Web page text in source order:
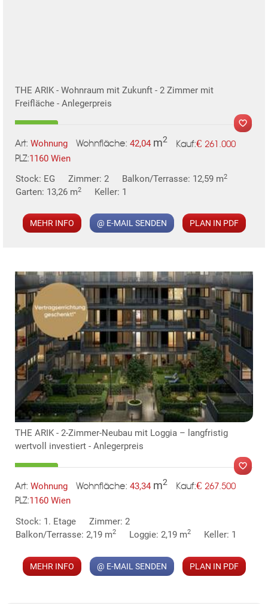
THE ARIK - Wohnraum mit Zukunft - 2 Zimmer mit
Freifläche - Anlegerpreis
Art: Wohnung Wohnfläche: 42,04 m2 Kauf:€ 261.000
PLZ:1160 Wien
Stock: EG
Zimmer: 2 Balkon/Terrasse: 12,59 m2
Garten: 13,26 m2 Keller: 1
MEHR INFO @ E-MAIL SENDEN PLAN IN PDF
THE ARIK - 2-Zimmer-Neubau mit Loggia – langfristig
wertvoll investiert - Anlegerpreis
Art: Wohnung Wohnfläche: 43,34 m2 Kauf:€ 267.500
PLZ:1160 Wien
Stock: 1. Etage
Zimmer: 2
Balkon/Terrasse: 2,19 m2 Loggie: 2,19 m2 Keller: 1
MEHR INFO @ E-MAIL SENDEN PLAN IN PDF